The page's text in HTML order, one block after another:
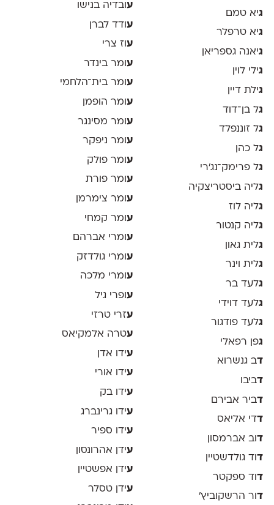
גיא טמם
גיא טרפלר
גיאנה גספריאן
גילי לוין
גילת דיין
גל בן־דוד
גל זוננפלד
גל כהן
גל פרימק־נג׳רי
גליה ביסטריצקיה
גליה לוז
גליה קנטור
גלית גאון
גלית וינר
גלעד בר
גלעד דוידי
גלעד פודגור
גפן רפאלי
דב גנשרוא
דביבו
דביר אבירם
דדי אליאס
דוב אברמסון
דוד גולדשטיין
דוד ספקטר
דור הרשקוביץ׳
ע ובדיה בנישו
ע ודד לברן
עוז צרי
ע ומר בינדר
עומר בית־הלחמי
ע ומר הופמן
ע ומר מסינגר
עומר ניפקר
ע ומר פולק
עומר פורת
ע ומר צימרמן
עומר קמחי
ע ומרי אברהם
ע ומרי גולדזק
עומרי מלכה
ע ופרי גיל
עזרי טרזי
עטרה אלמקיאס
עידו אדן
עידו אורי
עידו בק
עידו גרינברג
עידו ספיר
עידן אהרונסון
עידן אפשטיין
עידן טסלר